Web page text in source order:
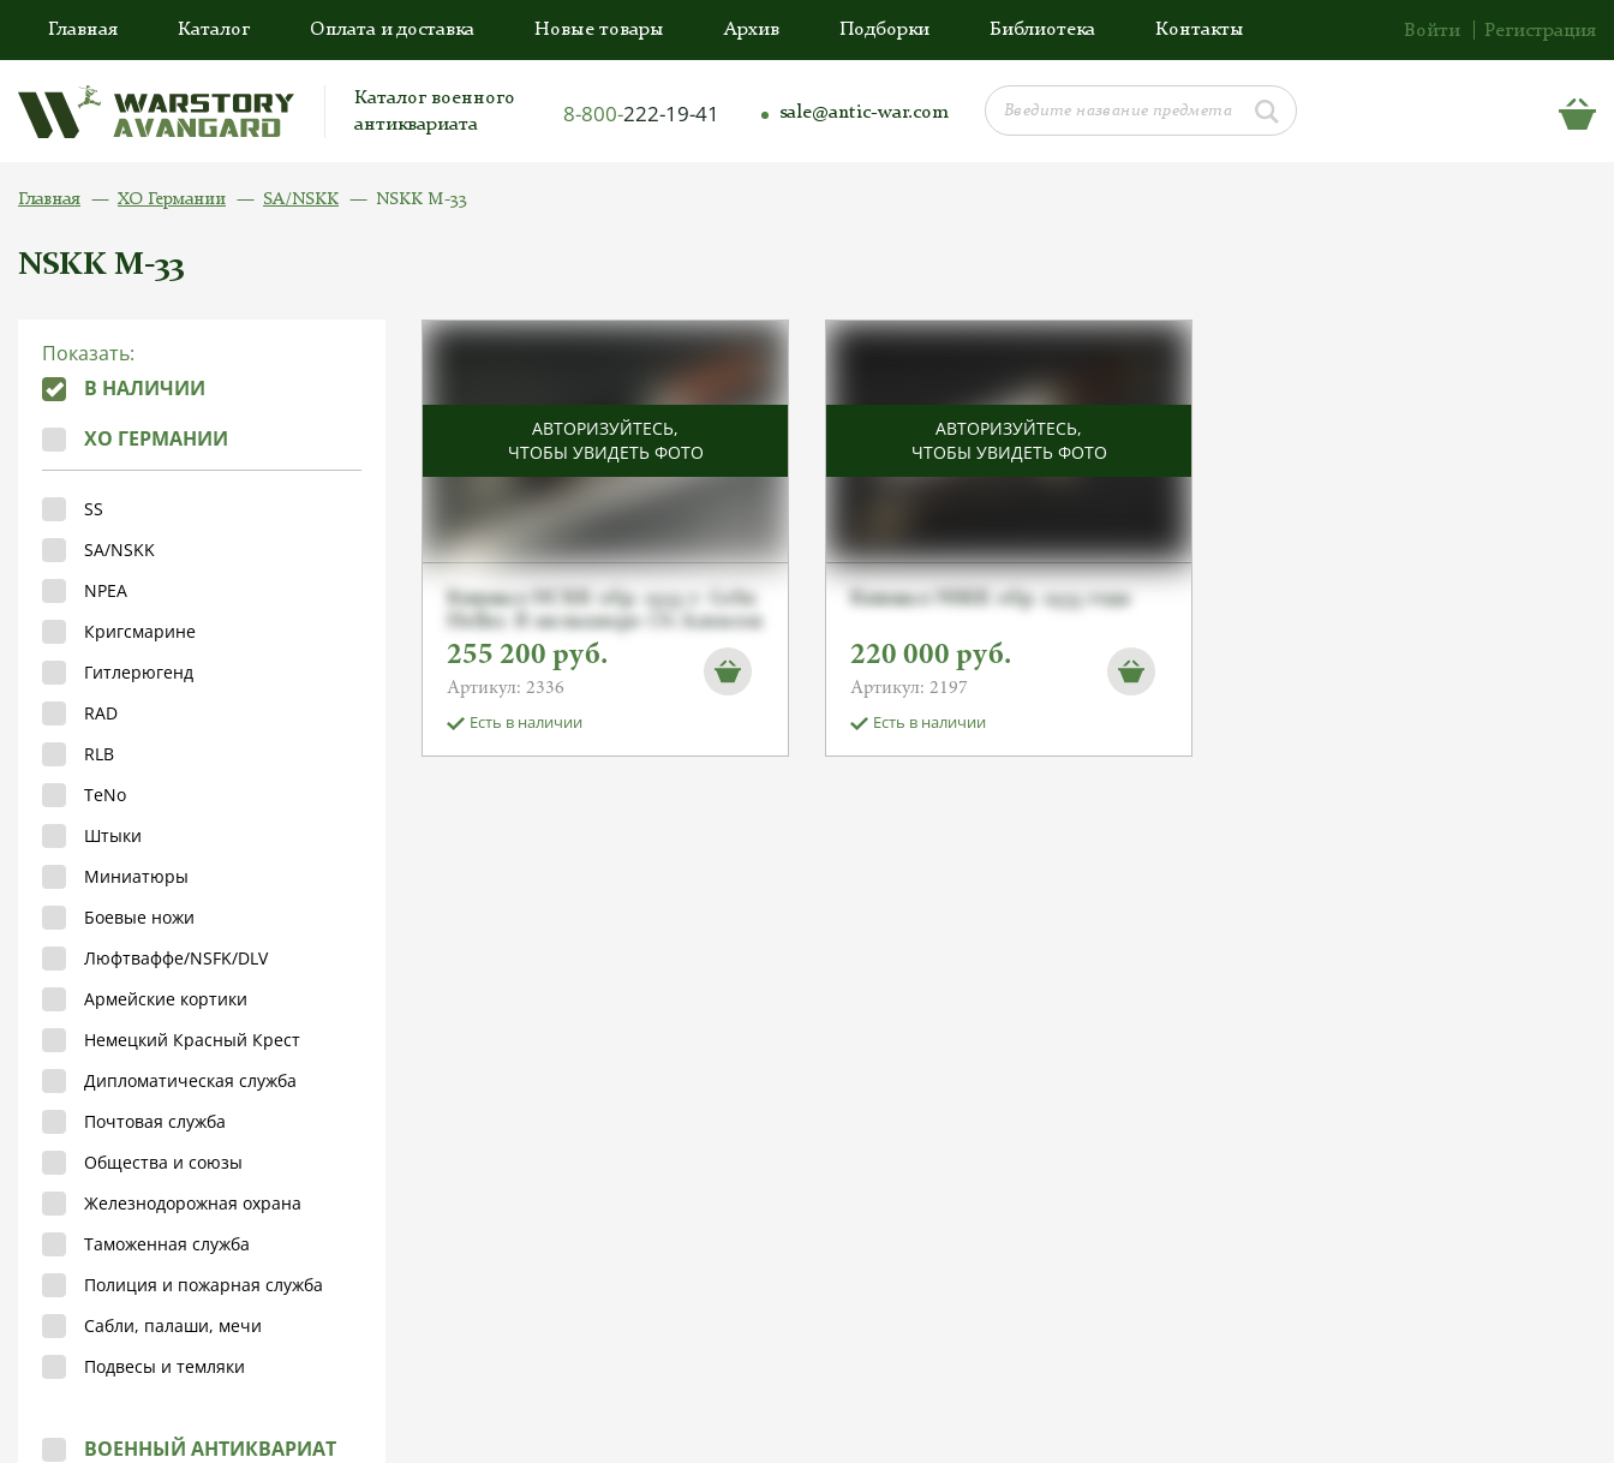
Главная Каталог Оплата и доставка Новые товары Архив Подборки Библиотека Контакты Войти Регистрация
Каталог военного
антиквариата
8-800-222-19-41 sale@antic-war.com
Главная ХО Германии SA/NSKK NSKK M-33
NSKK M-33
Показать:
В НАЛИЧИИ
ХО ГЕРМАНИИ
SS
SA/NSKK
NPEA
Кригсмарине
Гитлерюгенд
RAD
RLB
TeNo
Штыки
Миниатюры
Боевые ножи
Люфтваффе/NSFK/DLV
Армейские кортики
Немецкий Красный Крест
Дипломатическая служба
Почтовая служба
Общества и союзы
Железнодорожная охрана
Таможенная служба
Полиция и пожарная служба
Сабли, палаши, мечи
Подвесы и темляки
ВОЕННЫЙ АНТИКВАРИАТ
АВТОРИЗУЙТЕСЬ,
ЧТОБЫ УВИДЕТЬ ФОТО
Кинжал НСКК обр. 1933 г. Gebr.
Heller. В мельхиоре От Алексея
С.
255 200 руб.
Артикул: 2336
Есть в наличии
АВТОРИЗУЙТЕСЬ,
ЧТОБЫ УВИДЕТЬ ФОТО
Кинжал NSKK обр. 1933 года
220 000 руб.
Артикул: 2197
Есть в наличии